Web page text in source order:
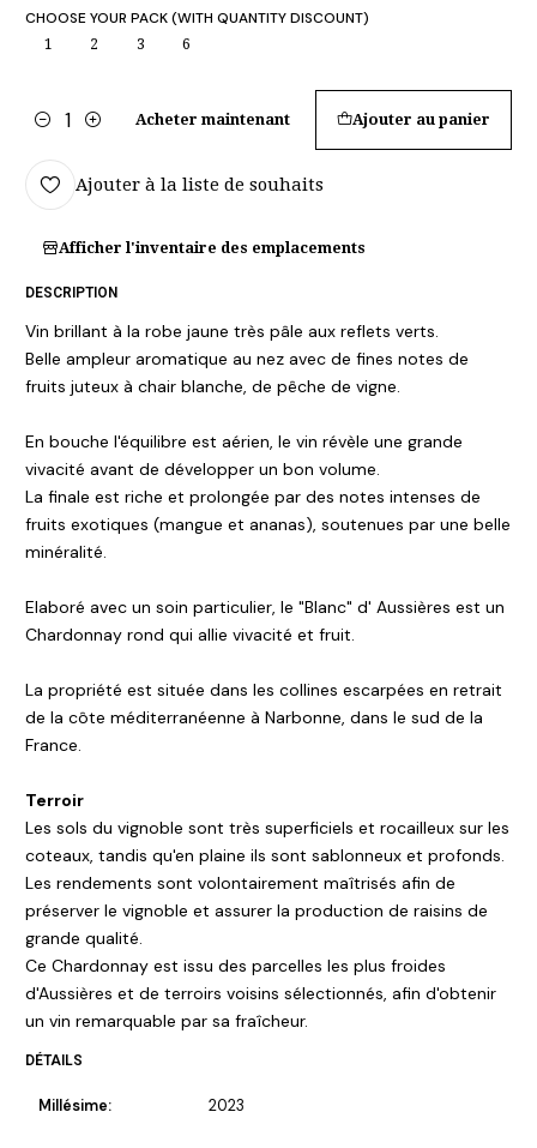
CHOOSE YOUR PACK (WITH QUANTITY DISCOUNT)
1 2 3 6
Quantité
Ajouter au panier
Acheter maintenant
Ajouter à la liste de souhaits
Afficher l'inventaire des emplacements
DESCRIPTION
Vin brillant à la robe jaune très pâle aux reflets verts.
Belle ampleur aromatique au nez avec de fines notes de
fruits juteux à chair blanche, de pêche de vigne.
En bouche l'équilibre est aérien, le vin révèle une grande
vivacité avant de développer un bon volume.
La finale est riche et prolongée par des notes intenses de
fruits exotiques (mangue et ananas), soutenues par une belle
minéralité.
Elaboré avec un soin particulier, le "Blanc" d' Aussières est un
Chardonnay rond qui allie vivacité et fruit.
La propriété est située dans les collines escarpées en retrait
de la côte méditerranéenne à Narbonne, dans le sud de la
France.
Terroir
Les sols du vignoble sont très superficiels et rocailleux sur les
coteaux, tandis qu'en plaine ils sont sablonneux et profonds.
Les rendements sont volontairement maîtrisés afin de
préserver le vignoble et assurer la production de raisins de
grande qualité.
Ce Chardonnay est issu des parcelles les plus froides
d'Aussières et de terroirs voisins sélectionnés, afin d'obtenir
un vin remarquable par sa fraîcheur.
DÉTAILS
Millésime: 2023